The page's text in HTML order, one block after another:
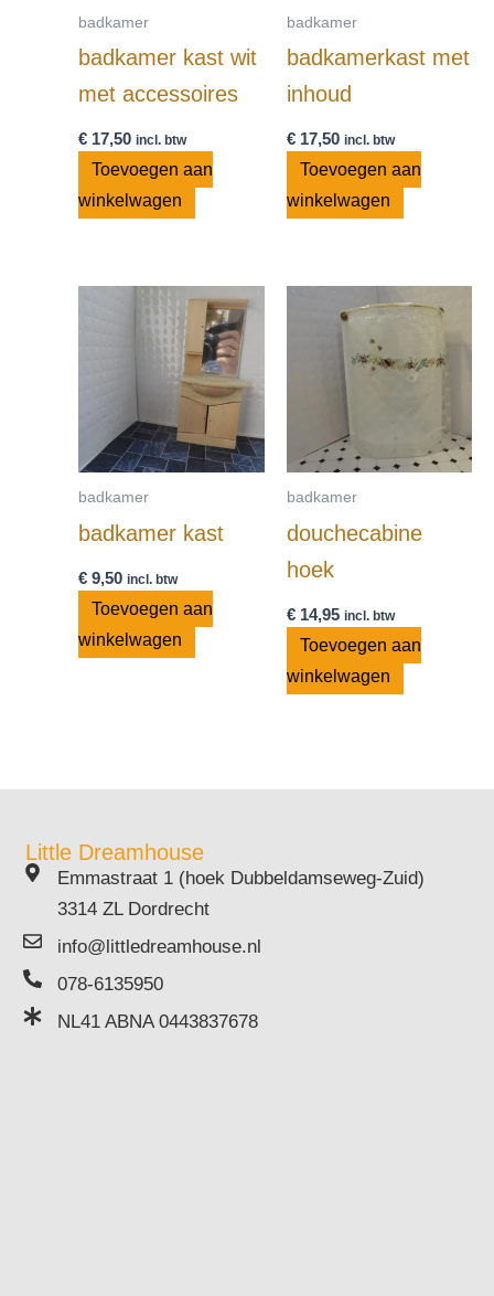
badkamer
badkamer kast wit
met accessoires
€ 17,50 incl. btw
Toevoegen aan
winkelwagen
badkamer
badkamerkast met
inhoud
€17,50 incl. btw
Toevoegen aan
winkelwagen
badkamer
badkamer kast
€ 9,50 incl. btw
Toevoegen aan
winkelwagen
badkamer
douchecabine
hoek
€14,95 incl. btw
Toevoegen aan
winkelwagen
Little Dreamhouse
Emmastraat 1 (hoek Dubbeldamseweg-Zuid)
3314 ZL Dordrecht
info@littledreamhouse.nl
078-6135950
NL41 ABNA 0443837678